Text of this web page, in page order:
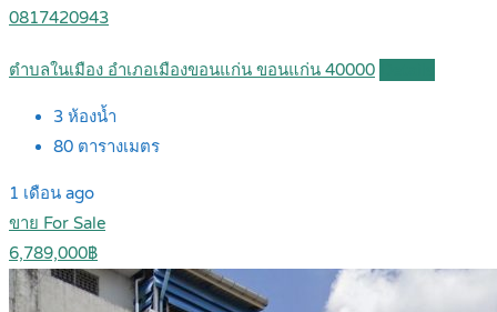
0817420943
ตำบลในเมือง อำเภอเมืองขอนแก่น ขอนแก่น 40000
3 ห้องน้ำ
80 ตารางเมตร
1 เดือน ago
ขาย For Sale
6,789,000฿